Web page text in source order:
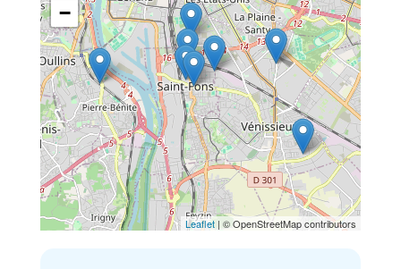
−
Leaflet | © OpenStreetMap contributors